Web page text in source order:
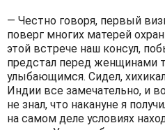
— Честно говоря, первый
поверг многих матерей
этой встрече наш консул,
предстал перед женщинами
улыбающимся. Сидел,
Индии все замечательно, и
не знал, что накануне я
на самом деле условиях